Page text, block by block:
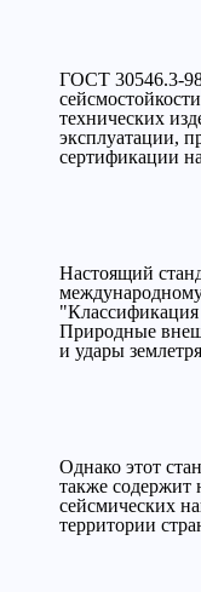
ГОСТ 30546.3-
технических
эксплуатации,
сертификации
Настоящий
Природные
и удары
Однако этот
также содержит
сейсмических
территории